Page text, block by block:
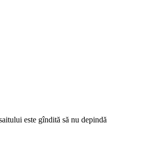
este gîndită să nu depindă